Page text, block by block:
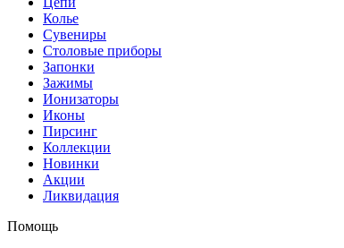
Колье
Сувениры
Столовые приборы
Запонки
Зажимы
Ионизаторы
Иконы
Пирсинг
Коллекции
Новинки
Акции
Ликвидация
Помощь